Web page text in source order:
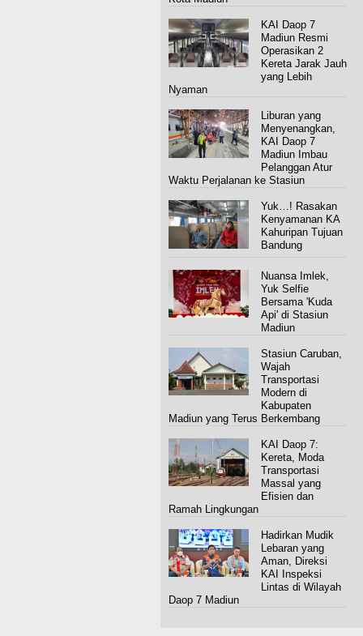
KAI Daop 7
Madiun Resmi
Operasikan 2
Kereta Jarak Jauh
yang Lebih
Nyaman
Liburan yang
Menyenangkan,
KAI Daop 7
Madiun Imbau
Pelanggan Atur
Waktu Perjalanan ke Stasiun
Yuk…! Rasakan
Kenyamanan KA
Kahuripan Tujuan
Bandung
Nuansa Imlek,
Yuk Selfie
Bersama 'Kuda
Api' di Stasiun
Madiun
Stasiun Caruban,
Wajah
Transportasi
Modern di
Kabupaten
Madiun yang Terus Berkembang
KAI Daop 7:
Kereta, Moda
Transportasi
Massal yang
Efisien dan
Ramah Lingkungan
Hadirkan Mudik
Lebaran yang
Aman, Direksi
KAI Inspeksi
Lintas di Wilayah
Daop 7 Madiun